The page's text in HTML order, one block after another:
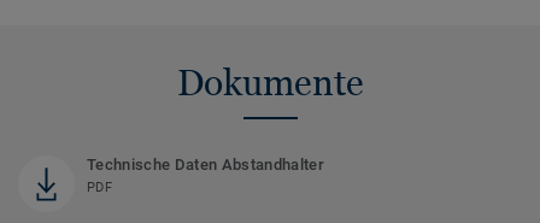
Dokumente
Technische Daten Abstandhalter
PDF